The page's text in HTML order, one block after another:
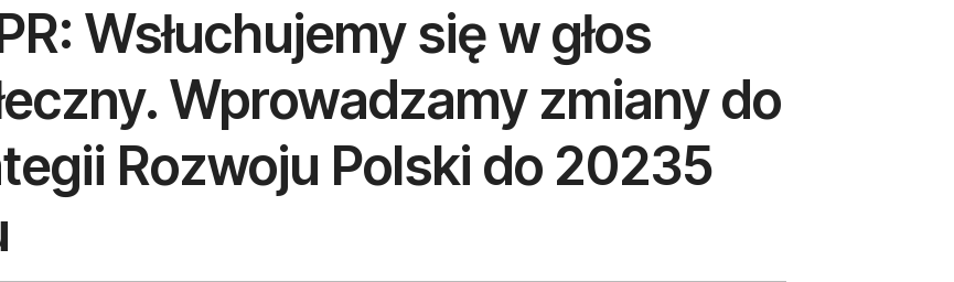
Wsłuchujemy się w głos
Wprowadzamy zmiany do
Rozwoju Polski do 20235